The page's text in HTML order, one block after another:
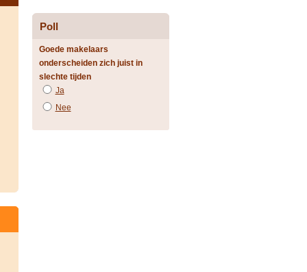
Poll
Goede makelaars
onderscheiden zich juist in
slechte tijden
Ja
Nee